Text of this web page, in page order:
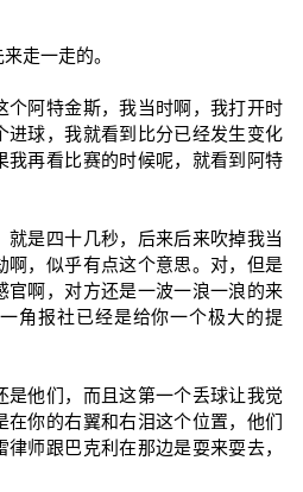
走一走的。
个阿特金斯，我当时啊，我打开时
进球，我就看到比分已经发生变化
我再看比赛的时候呢，就看到阿特
就是四十几秒，后来后来吹掉我当
啊，似乎有点这个意思。对，但是
官啊，对方还是一波一浪一浪的来
角报社已经是给你一个极大的提
是他们，而且这第一个丢球让我觉
在你的右翼和右泪这个位置，他们
师跟巴克利在那边是耍来耍去，